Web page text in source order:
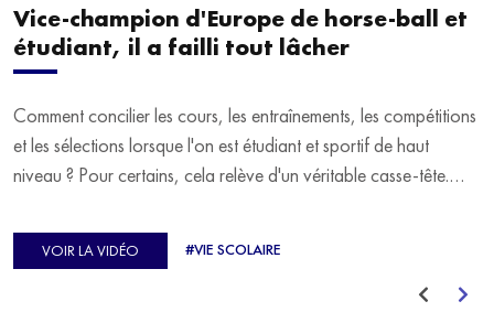
Vice-champion d'Europe de horse-ball et
étudiant, il a failli tout lâcher
Comment concilier les cours, les entraînements, les compétitions
et les sélections lorsque l'on est étudiant et sportif de haut
niveau ? Pour certains, cela relève d'un véritable casse-tête.
d'Europe de Horse-ball, qui a failli abandonner ses études
avant de trouver un nouvel équilibre.
VOIR LA VIDÉO #VIE SCOLAIRE